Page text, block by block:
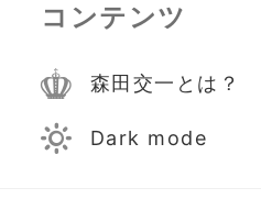
コンテンツ
森田交一とは？
Dark mode